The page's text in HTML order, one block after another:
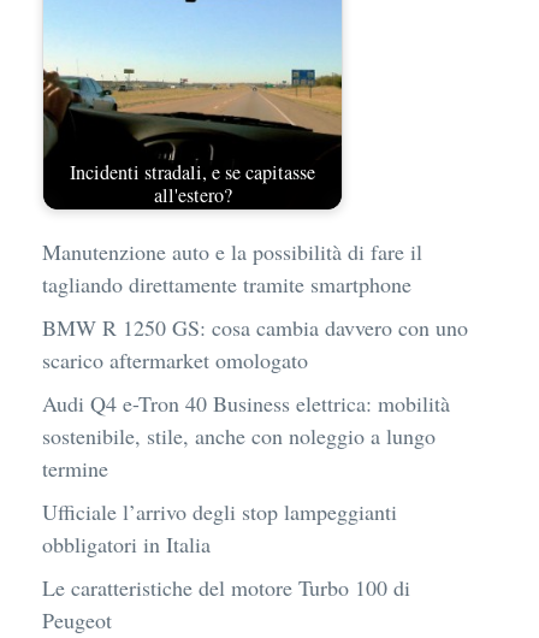
Incidenti stradali, e se capitasse
all'estero?
Manutenzione auto e la possibilità di fare il
tagliando direttamente tramite smartphone
BMW R 1250 GS: cosa cambia davvero con uno
scarico aftermarket omologato
Audi Q4 e-Tron 40 Business elettrica: mobilità
sostenibile, stile, anche con noleggio a lungo
termine
Ufficiale l’arrivo degli stop lampeggianti
obbligatori in Italia
Le caratteristiche del motore Turbo 100 di
Peugeot